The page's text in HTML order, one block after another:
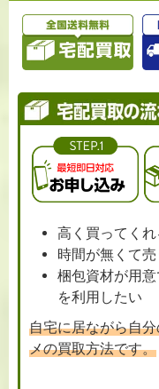
高く買ってく
時間が無くて
梱包資材が用
を利用したい
自宅に居ながら自
メの買取方法です。